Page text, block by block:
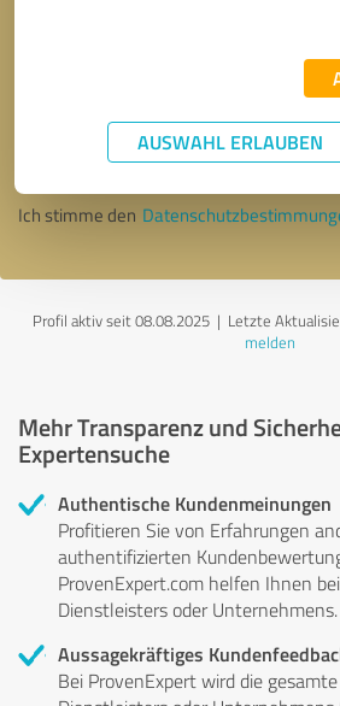
AUSWAHL ERLAUBEN
Nachricht senden
Ich stimme den
Profil aktiv seit 08.08.2025 | Letzte
melden
Mehr Transparenz und
Expertensuche
Authentische Kundenmeinungen
Profitieren Sie von Erfahrungen
authentifizierten
ProvenExpert.com helfen Ihnen
Dienstleisters oder Unternehmens.
Aussagekräftiges
Bei ProvenExpert wird die